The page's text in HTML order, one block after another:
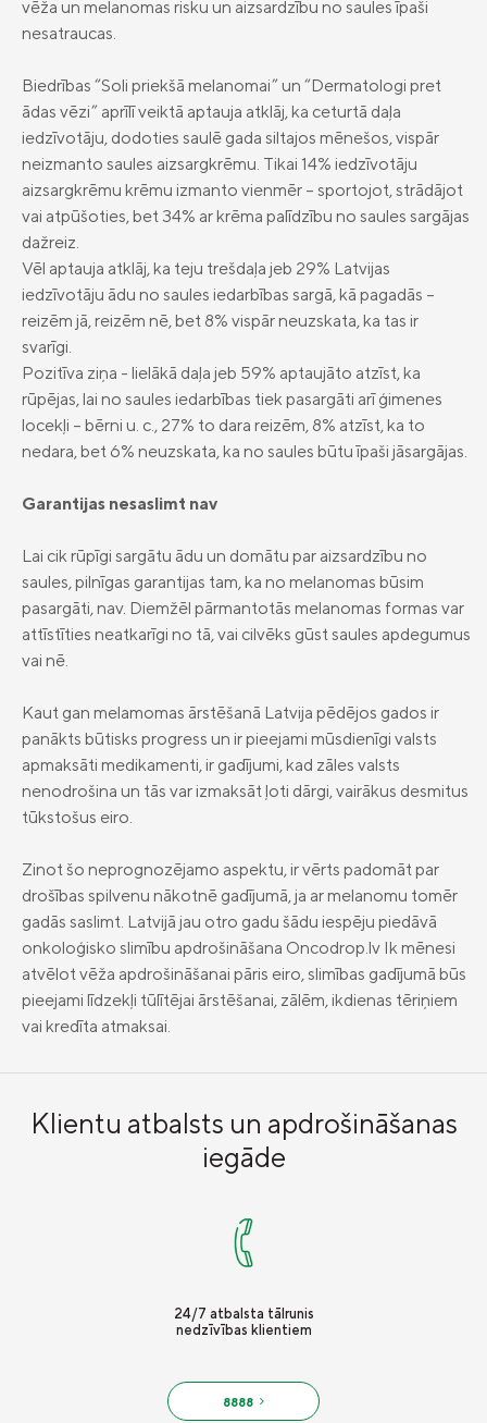
vēža un melanomas risku un aizsardzību no saules īpaši
nesatraucas.
Biedrības “Soli priekšā melanomai” un “Dermatologi pret
ādas vēzi” aprīlī veiktā aptauja atklāj, ka ceturtā daļa
iedzīvotāju, dodoties saulē gada siltajos mēnešos, vispār
neizmanto saules aizsargkrēmu. Tikai 14% iedzīvotāju
aizsargkrēmu krēmu izmanto vienmēr – sportojot, strādājot
vai atpūšoties, bet 34% ar krēma palīdzību no saules sargājas
dažreiz.
Vēl aptauja atklāj, ka teju trešdaļa jeb 29% Latvijas
iedzīvotāju ādu no saules iedarbības sargā, kā pagadās –
reizēm jā, reizēm nē, bet 8% vispār neuzskata, ka tas ir
svarīgi.
Pozitīva ziņa - lielākā daļa jeb 59% aptaujāto atzīst, ka
rūpējas, lai no saules iedarbības tiek pasargāti arī ģimenes
locekļi – bērni u. c., 27% to dara reizēm, 8% atzīst, ka to
nedara, bet 6% neuzskata, ka no saules būtu īpaši jāsargājas.
Garantijas nesaslimt nav
Lai cik rūpīgi sargātu ādu un domātu par aizsardzību no
saules, pilnīgas garantijas tam, ka no melanomas būsim
pasargāti, nav. Diemžēl pārmantotās melanomas formas var
attīstīties neatkarīgi no tā, vai cilvēks gūst saules apdegumus
vai nē.
Kaut gan melamomas ārstēšanā Latvija pēdējos gados ir
panākts būtisks progress un ir pieejami mūsdienīgi valsts
apmaksāti medikamenti, ir gadījumi, kad zāles valsts
nenodrošina un tās var izmaksāt ļoti dārgi, vairākus desmitus
tūkstošus eiro.
Zinot šo neprognozējamo aspektu, ir vērts padomāt par
drošības spilvenu nākotnē gadījumā, ja ar melanomu tomēr
gadās saslimt. Latvijā jau otro gadu šādu iespēju piedāvā
onkoloģisko slimību apdrošināšana Oncodrop.lv Ik mēnesi
atvēlot vēža apdrošināšanai pāris eiro, slimības gadījumā būs
pieejami līdzekļi tūlītējai ārstēšanai, zālēm, ikdienas tēriņiem
vai kredīta atmaksai.
Klientu atbalsts un apdrošināšanas
iegāde
24/7 atbalsta tālrunis
nedzīvības klientiem
8888